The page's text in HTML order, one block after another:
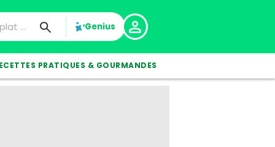
Genius
PRATIQUES & GOURMANDES